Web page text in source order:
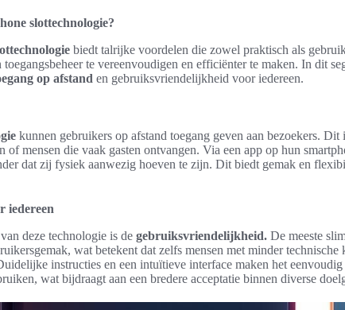
slottechnologie?
biedt talrijke voordelen die zowel praktisch als
te vereenvoudigen en efficiënter te maken. In dit
op afstand en gebruiksvriendelijkheid voor iedereen.
kunnen gebruikers op afstand toegang geven aan bezoekers.
of mensen die vaak gasten ontvangen. Via een app op hun
dat zij fysiek aanwezig hoeven te zijn. Dit biedt gemak en
iedereen
deze technologie is de gebruiksvriendelijkheid. De meeste
wat betekent dat zelfs mensen met minder technische
instructies en een intuïtieve interface maken het
wat bijdraagt aan een bredere acceptatie binnen diverse